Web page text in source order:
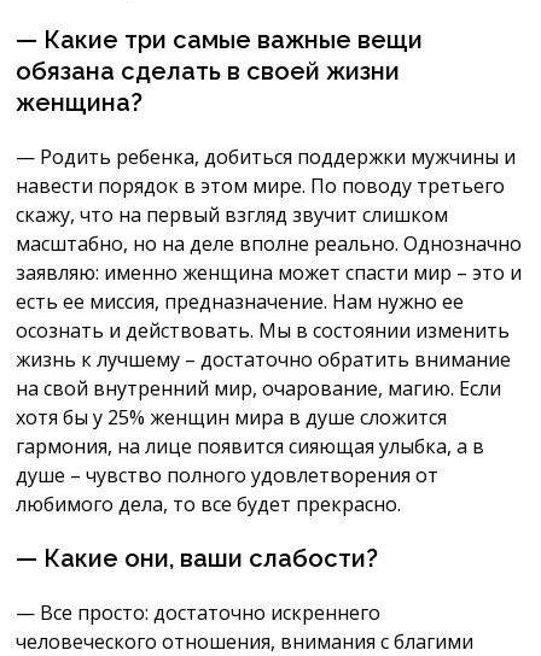
— Какие три самые важные вещи
обязана сделать в своей жизни
женщина?
— Родить ребенка, добиться поддержки мужчины и
навести порядок в этом мире. По поводу третьего
скажу, что на первый взгляд звучит слишком
масштабно, но на деле вполне реально. Однозначно
заявляю: именно женщина может спасти мир – это и
есть ее миссия, предназначение. Нам нужно ее
осознать и действовать. Мы в состоянии изменить
жизнь к лучшему – достаточно обратить внимание
на свой внутренний мир, очарование, магию. Если
хотя бы у 25% женщин мира в душе сложится
гармония, на лице появится сияющая улыбка, а в
душе – чувство полного удовлетворения от
любимого дела, то все будет прекрасно.
— Какие они, ваши слабости?
— Все просто: достаточно искреннего
человеческого отношения, внимания с благими